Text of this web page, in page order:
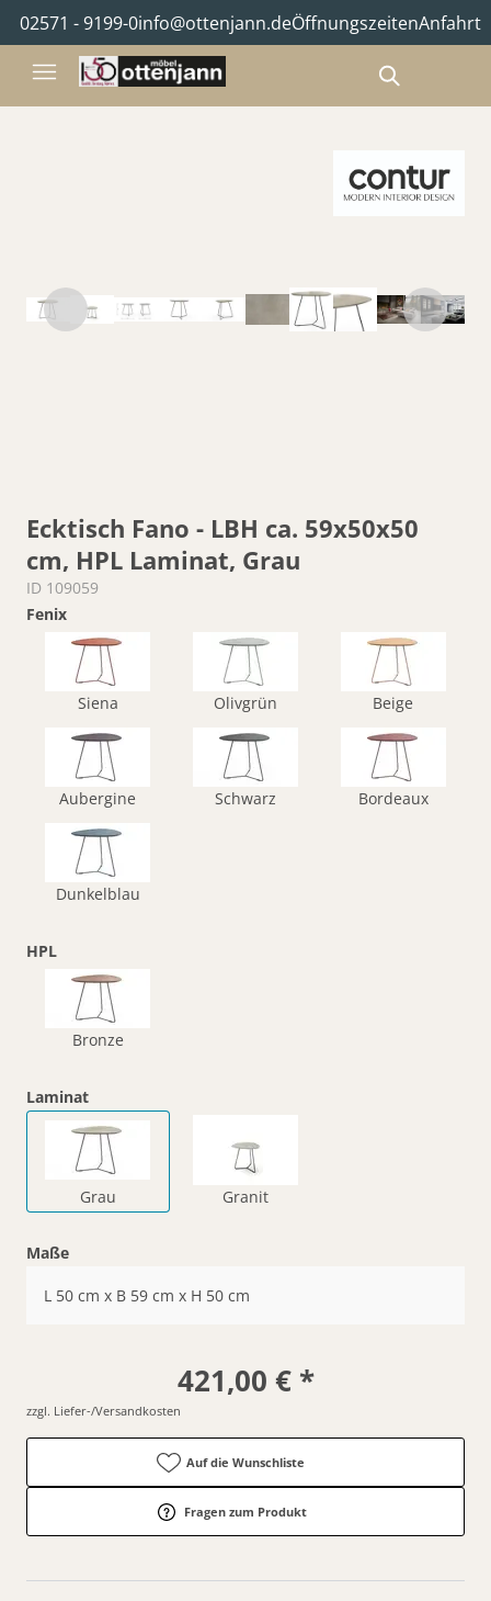
02571 - 9199-0info@ottenjann.deÖffnungszeitenAnfahrt
Ecktisch Fano - LBH ca. 59x50x50
cm, HPL Laminat, Grau
ID 109059
Fenix
Siena Olivgrün Beige
Aubergine Schwarz Bordeaux
Dunkelblau
HPL
Bronze
Laminat
Grau Granit
Maße
L 50 cm x B 59 cm x H 50 cm
421,00 € *
zzgl. Liefer-/Versandkosten
Auf die Wunschliste
Fragen zum Produkt